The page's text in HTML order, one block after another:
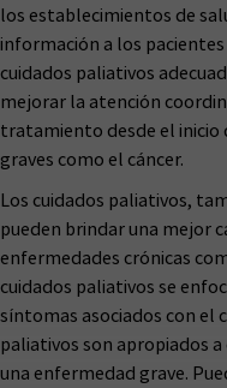
los establecimientos de
información a los
cuidados paliativos
mejorar la atención
tratamiento desde el inicio
graves como el cáncer.
Los cuidados paliativos,
pueden brindar una mejor
enfermedades crónicas
cuidados paliativos se
síntomas asociados con el
paliativos son apropiados
una enfermedad grave.